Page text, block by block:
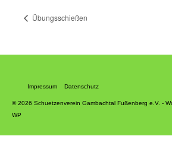
Übungsschießen
Impressum Datenschutz
© 2026 Schuetzenverein Gambachtal Fußenberg e.V. -
WP